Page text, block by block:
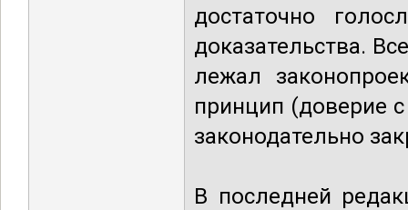
достаточно
доказательства.
лежал
принцип (доверие
законодательно
В последней